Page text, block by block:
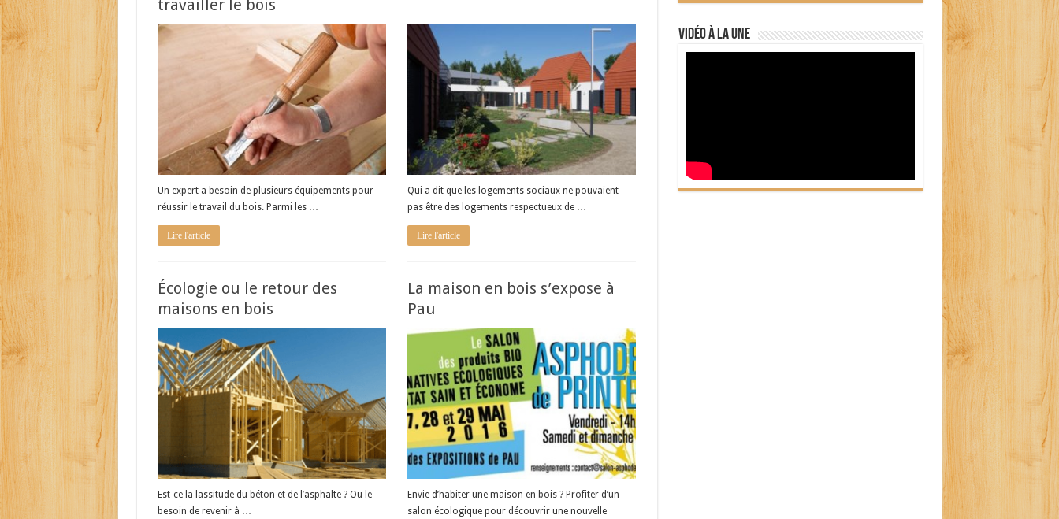
travailler le bois
Un expert a besoin de plusieurs équipements pour
réussir le travail du bois. Parmi les …
Lire l'article
Qui a dit que les logements sociaux ne pouvaient
pas être des logements respectueux de …
Lire l'article
Écologie ou le retour des
maisons en bois
Est-ce la lassitude du béton et de l’asphalte ? Ou le
besoin de revenir à …
La maison en bois s’expose à
Pau
Envie d’habiter une maison en bois ? Profiter d’un
salon écologique pour découvrir une nouvelle
Vidéo à la Une